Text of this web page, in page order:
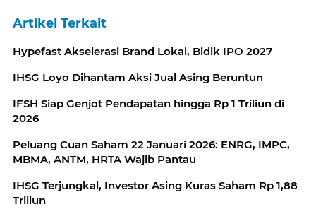
Artikel Terkait
Hypefast Akselerasi Brand Lokal, Bidik IPO 2027
IHSG Loyo Dihantam Aksi Jual Asing Beruntun
IFSH Siap Genjot Pendapatan hingga Rp 1 Triliun di
2026
Peluang Cuan Saham 22 Januari 2026: ENRG, IMPC,
MBMA, ANTM, HRTA Wajib Pantau
IHSG Terjungkal, Investor Asing Kuras Saham Rp 1,88
Triliun